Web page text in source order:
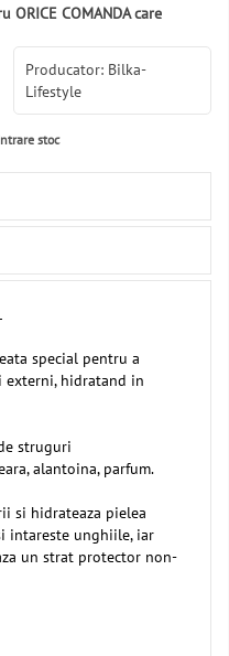
COMANDA care
Producator: Bilka-
Lifestyle
stoc
special pentru a
hidratand in
struguri
alantoina, parfum.
si hidrateaza pielea
intareste unghiile, iar
un strat protector non-